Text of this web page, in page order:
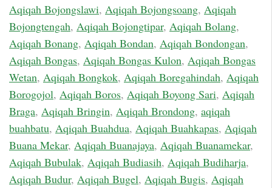
Aqiqah Bojongslawi, Aqiqah Bojongsoang, Aqiqah
Bojongtengah, Aqiqah Bojongtipar, Aqiqah Bolang,
Aqiqah Bonang, Aqiqah Bondan, Aqiqah Bondongan,
Aqiqah Bongas, Aqiqah Bongas Kulon, Aqiqah Bongas
Wetan, Aqiqah Bongkok, Aqiqah Boregahindah, Aqiqah
Borogojol, Aqiqah Boros, Aqiqah Boyong Sari, Aqiqah
Braga, Aqiqah Bringin, Aqiqah Brondong, aqiqah
buahbatu, Aqiqah Buahdua, Aqiqah Buahkapas, Aqiqah
Buana Mekar, Aqiqah Buanajaya, Aqiqah Buanamekar,
Aqiqah Bubulak, Aqiqah Budiasih, Aqiqah Budiharja,
Aqiqah Budur, Aqiqah Bugel, Aqiqah Bugis, Aqiqah